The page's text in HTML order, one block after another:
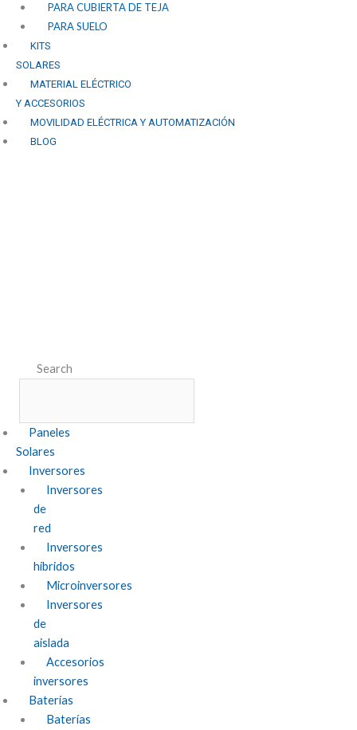
PARA CUBIERTA DE TEJA
PARA SUELO
KITS
SOLARES
MATERIAL ELÉCTRICO
Y ACCESORIOS
MOVILIDAD ELÉCTRICA Y AUTOMATIZACIÓN
BLOG
Search
Paneles
Solares
Inversores
Inversores
de
red
Inversores
híbridos
Microinversores
Inversores
de
aislada
Accesorios
inversores
Baterías
Baterías